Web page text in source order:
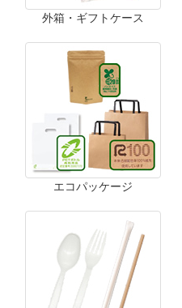
外箱・ギフトケース
エコパッケージ